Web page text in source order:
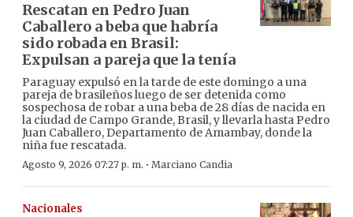
Rescatan en Pedro Juan
Caballero a beba que habría
sido robada en Brasil:
Expulsan a pareja que la tenía
Paraguay expulsó en la tarde de este domingo a una
pareja de brasileños luego de ser detenida como
sospechosa de robar a una beba de 28 días de nacida en
la ciudad de Campo Grande, Brasil, y llevarla hasta Pedro
Juan Caballero, Departamento de Amambay, donde la
niña fue rescatada.
Agosto 9, 2026 07:27 p. m. · Marciano Candia
Nacionales